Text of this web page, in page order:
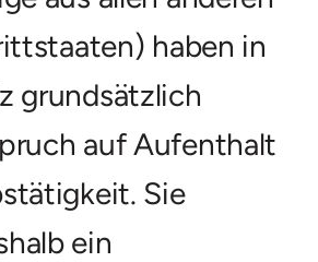
haben in
grundsätzlich
auf Aufenthalt
Sie
ein